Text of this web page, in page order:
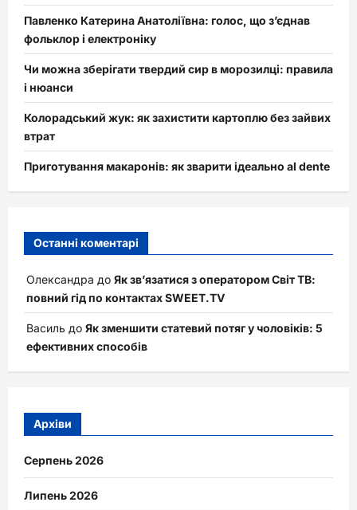
Павленко Катерина Анатоліївна: голос, що з’єднав
фольклор і електроніку
Чи можна зберігати твердий сир в морозилці: правила
і нюанси
Колорадський жук: як захистити картоплю без зайвих
втрат
Приготування макаронів: як зварити ідеально al dente
Останні коментарі
Олександра до Як зв’язатися з оператором Світ ТВ:
повний гід по контактах SWEET.TV
Василь до Як зменшити статевий потяг у чоловіків: 5
ефективних способів
Архіви
Серпень 2026
Липень 2026